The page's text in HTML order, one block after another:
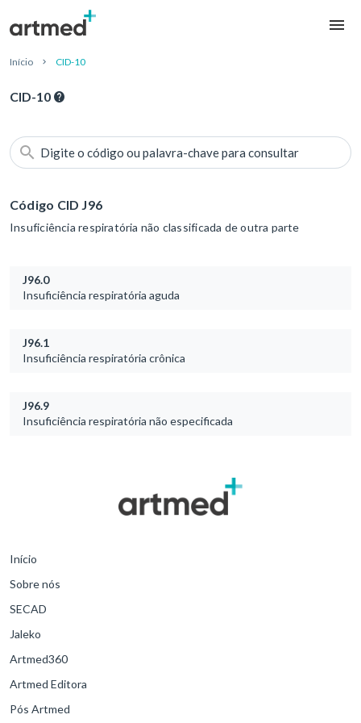
Início CID-10
CID-10
Digite o código ou palavra-chave para consultar
Código CID J96
Insuficiência respiratória não classificada de outra parte
J96.0
Insuficiência respiratória aguda
J96.1
Insuficiência respiratória crônica
J96.9
Insuficiência respiratória não especificada
Início
Sobre nós
SECAD
Jaleko
Artmed360
Artmed Editora
Pós Artmed